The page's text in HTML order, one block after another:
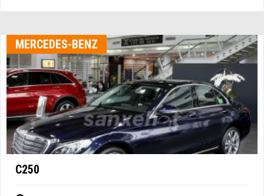
MERCEDES-BENZ
C250